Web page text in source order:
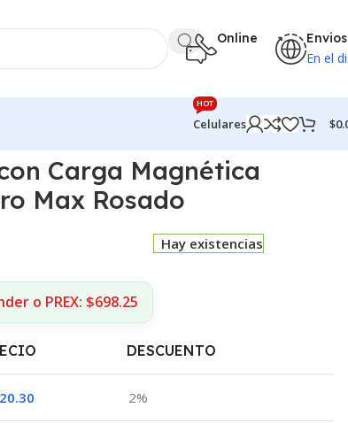
Online Envios
En el
Celulares
HOT
$
Carga Magnética
Max Rosado
o PREX: $698.25
Hay existencias
DESCUENTO
2%